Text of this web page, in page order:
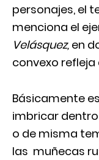
personajes, el
menciona el
Velásquez, en
convexo refleja
Básicamente
imbricar
o de misma
las muñecas